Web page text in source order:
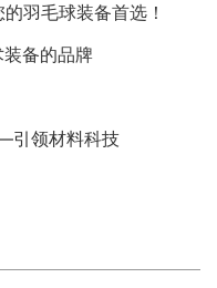
羽毛球装备首选！
备的品牌
领材料科技